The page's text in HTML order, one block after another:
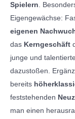
Spielern.
Eigengewächse:
eigenen
das Kerngeschäft
junge und
dazustoßen.
bereits
feststehenden
man einen